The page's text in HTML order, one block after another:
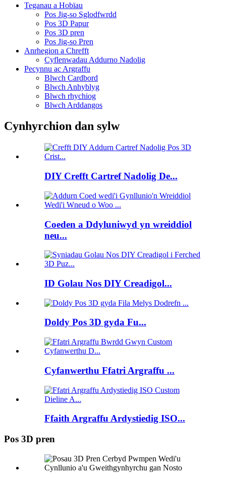
Teganau a Hobïau
Pos Jig-so Sglodfwrdd
Pos 3D Papur
Pos 3D pren
Pos Jig-so Pren
Anrhegion a Chrefft
Cyflenwadau Addurno Nadolig
Pecynnu ac Argraffu
Blwch Cardbord
Blwch Anhyblyg
Blwch rhychiog
Blwch Arddangos
Cynhyrchion dan sylw
DIY Crefft Cartref Nadolig De...
Coeden a Ddyluniwyd yn wreiddiol
neu...
ID Golau Nos DIY Creadigol...
Doldy Pos 3D gyda Fu...
Cyfanwerthu Ffatri Argraffu ...
Ffaith Argraffu Ardystiedig ISO...
Pos 3D pren